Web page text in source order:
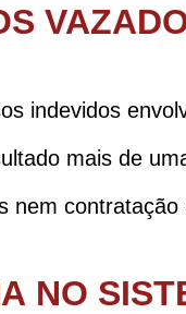
indevidos
mais de
nem
NO